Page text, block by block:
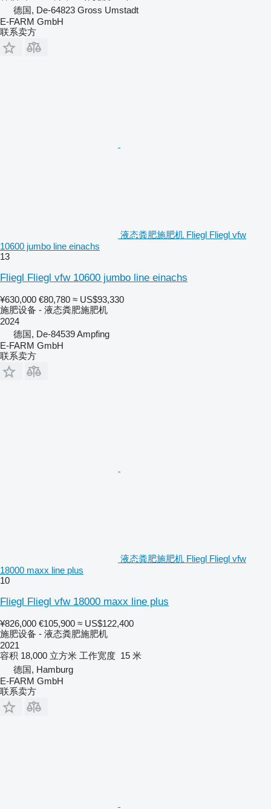
德国, De-64823 Gross Umstadt
E-FARM GmbH
联系卖方
液态粪肥施肥机 Fliegl Fliegl vfw
10600 jumbo line einachs
13
Fliegl Fliegl vfw 10600 jumbo line einachs
¥630,000 €80,780 ≈ US$93,330
施肥设备 - 液态粪肥施肥机
2024
德国, De-84539 Ampfing
E-FARM GmbH
联系卖方
液态粪肥施肥机 Fliegl Fliegl vfw
18000 maxx line plus
10
Fliegl Fliegl vfw 18000 maxx line plus
¥826,000 €105,900 ≈ US$122,400
施肥设备 - 液态粪肥施肥机
2021
容积 18,000 立方米 工作宽度 15 米
德国, Hamburg
E-FARM GmbH
联系卖方